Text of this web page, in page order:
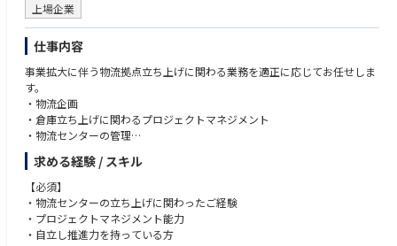
上場企業
仕事内容
事業拡大に伴う物流拠点立ち上げに関わる業務を適正に応じてお任せしま
す。
・物流企画
・倉庫立ち上げに関わるプロジェクトマネジメント
・物流センターの管理
・建物、設備の設計提案
求める経験 / スキル
【必須】
・物流センターの立ち上げに関わったご経験
・プロジェクトマネジメント能力
・自立し推進力を持っている方